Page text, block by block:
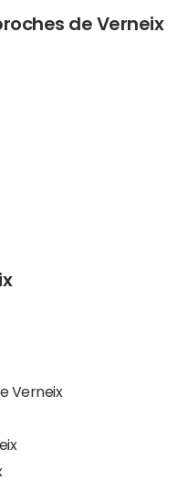
de Verneix
Verneix